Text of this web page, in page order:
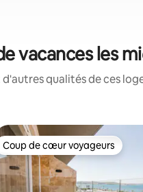
vacances les
qualités de ces
Coup de cœur voyageurs
Coup de cœur voyageurs